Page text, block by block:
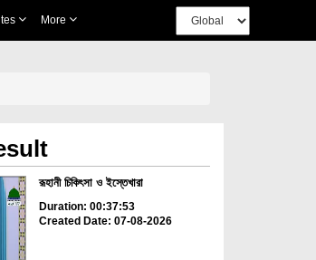
More
রূহানী চিকিৎসা ও ইস্তেখারা
Duration: 00:37:53
Created Date: 07-08-2026